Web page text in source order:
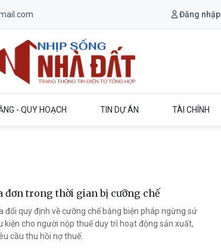
Đăng nhập
- QUY HOẠCH TIN DỰ ÁN TÀI CHÍNH
đơn trong thời gian bị cưỡng chế
đổi quy định về cưỡng chế bằng biện pháp ngừng sử
cho người nộp thuế duy trì hoạt động sản xuất,
cầu thu hồi nợ thuế.